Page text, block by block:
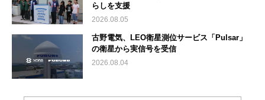
らしを支援
2026.08.05
古野電気、LEO衛星測位サービス「Pulsar」
の衛星から実信号を受信
2026.08.04